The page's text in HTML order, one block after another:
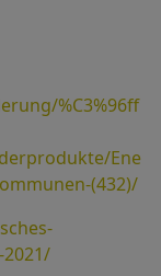
%C3%96ff
Ene
(432)/